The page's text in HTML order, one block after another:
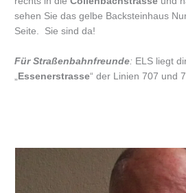
sehen Sie das gelbe Backsteinhaus
Seite. Sie sind da!
Für Straßenbahnfreunde: ELS liegt
„ Essenerstrasse“ der Linien 707 und